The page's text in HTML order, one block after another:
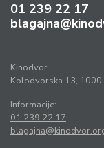
01 239 22 17
Kinodvor
Kolodvorska 13, 1000
Informacije:
01 239 22 17